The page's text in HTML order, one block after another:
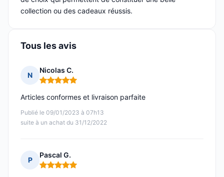
collection ou des cadeaux réussis.
Tous les avis
N
Nicolas C.
Note : 5 sur 5
Publié le 09/01/2023 à 07h13
suite à un achat du 31/12/2022
Articles conformes et livraison parfaite
P
Pascal G.
Note : 5 sur 5